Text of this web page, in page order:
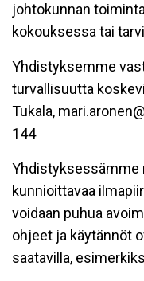
johtokunnan
kokouksessa tai
Yhdistyksemme
turvallisuutta
Tukala,
144
Yhdistyksessämme
kunnioittavaa
voidaan puhua
ohjeet ja käytännöt
saatavilla,